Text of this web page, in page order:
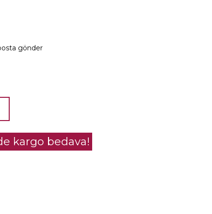
gönder
kargo bedava!